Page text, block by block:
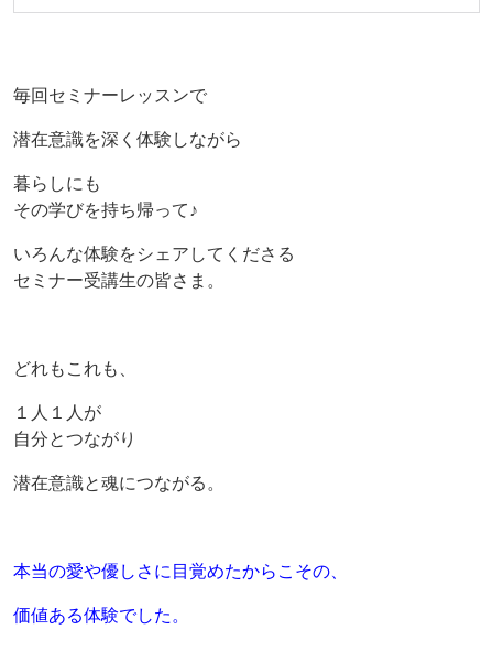
毎回セミナーレッスンで
潜在意識を深く体験しながら
暮らしにも
その学びを持ち帰って♪
いろんな体験をシェアしてくださる
セミナー受講生の皆さま。
どれもこれも、
１人１人が
自分とつながり
潜在意識と魂につながる。
本当の愛や優しさに目覚めたからこその、
価値ある体験でした。